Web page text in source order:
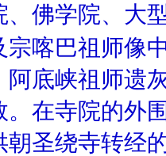
佛学院、大
宗喀巴祖师像
底峡祖师遗
。在寺院的外
圣绕寺转经